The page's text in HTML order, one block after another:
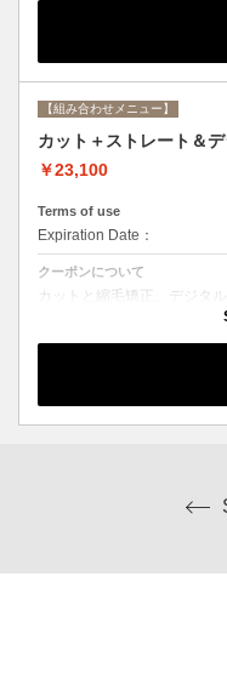
【組み合わせメニュー】
カット＋ストレート＆
￥23,100
Terms of use
Expiration Date：
クーポンについて
カットと縮毛矯正、デジタ
ングを楽にしたい方にオス